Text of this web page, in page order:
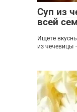
Суп из
всей
Ищете
из чечевицы